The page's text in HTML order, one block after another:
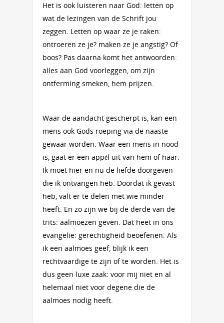
Het is ook luisteren naar God: letten op
wat de lezingen van de Schrift jou
zeggen. Letten op waar ze je raken:
ontroeren ze je? maken ze je angstig? Of
boos? Pas daarna komt het antwoorden:
alles aan God voorleggen, om zijn
ontferming smeken, hem prijzen.
Waar de aandacht gescherpt is, kan een
mens ook Gods roeping via de naaste
gewaar worden. Waar een mens in nood
is, gaat er een appèl uit van hem of haar.
Ik moet hier en nu de liefde doorgeven
die ik ontvangen heb. Doordat ik gevast
heb, valt er te delen met wie minder
heeft. En zo zijn we bij de derde van de
trits: aalmoezen geven. Dat heet in ons
evangelie: gerechtigheid beoefenen. Als
ik een aalmoes geef, blijk ik een
rechtvaardige te zijn of te worden. Het is
dus geen luxe zaak: voor mij niet en al
helemaal niet voor degene die de
aalmoes nodig heeft.